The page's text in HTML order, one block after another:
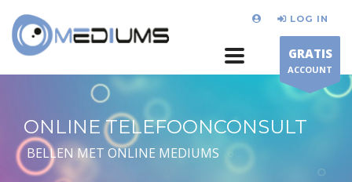
LOG IN
GRATIS
ACCOUNT
ONLINE TELEFOONCONSULT
BELLEN MET ONLINE MEDIUMS